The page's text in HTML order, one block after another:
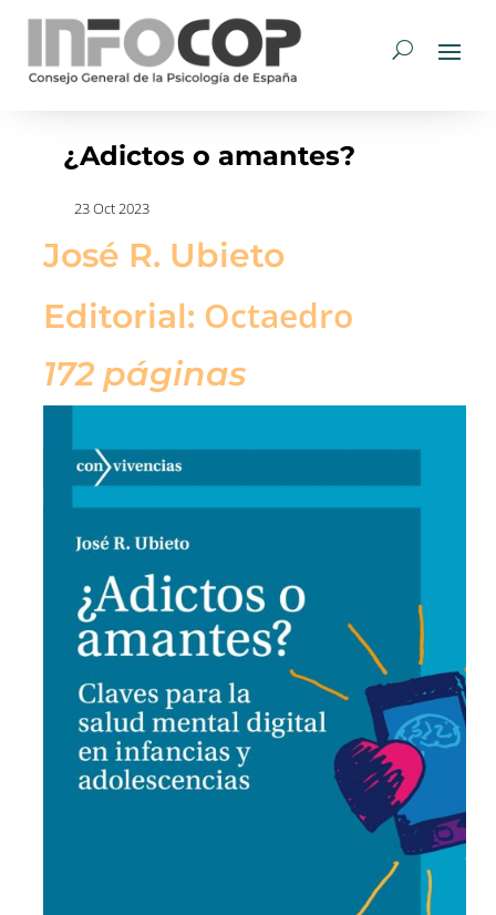
¿Adictos o amantes?
23 Oct 2023
José R. Ubieto
Editorial: Octaedro
172 páginas